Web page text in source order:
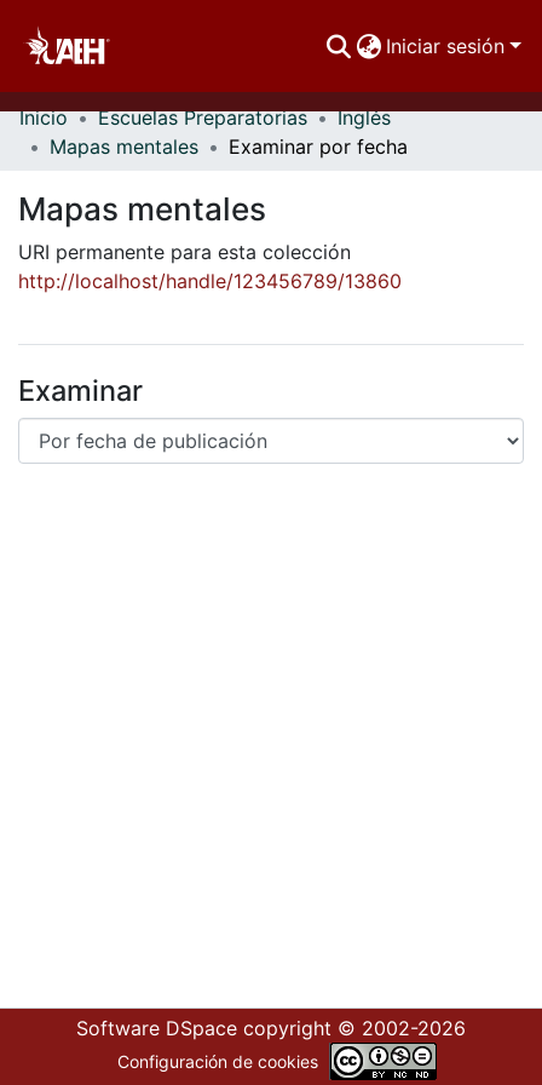
Iniciar sesión
Comunidades
Estadísticas
Inicio Escuelas Preparatorias
Inglés
Mapas mentales
Examinar por fecha
Mapas mentales
URI permanente para esta colección
http://localhost/handle/123456789/13860
Examinar
Software DSpace copyright © 2002-2026
Configuración de cookies